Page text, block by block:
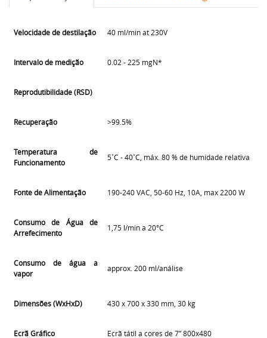
Velocidade de destilação 40 ml/min at 230V
Intervalo de medição 0.02 - 225 mgN*
Reprodutibilidade (RSD)
Recuperação >99.5%
Temperatura de
Funcionamento
5˚C - 40˚C, máx. 80 % de humidade relativa
Fonte de Alimentação 190-240 VAC, 50-60 Hz, 10A, max 2200 W
Consumo de Água de
Arrefecimento
1,75 l/min a 20°C
Consumo de água a
vapor
approx. 200 ml/análise
Dimensões (WxHxD) 430 x 700 x 330 mm, 30 kg
Ecrã Gráfico Ecrã tátil a cores de 7” 800x480